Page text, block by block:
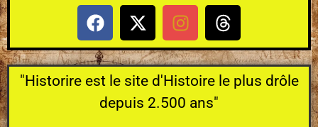
"Historire est le site d'Histoire le plus drôle
depuis 2.500 ans"